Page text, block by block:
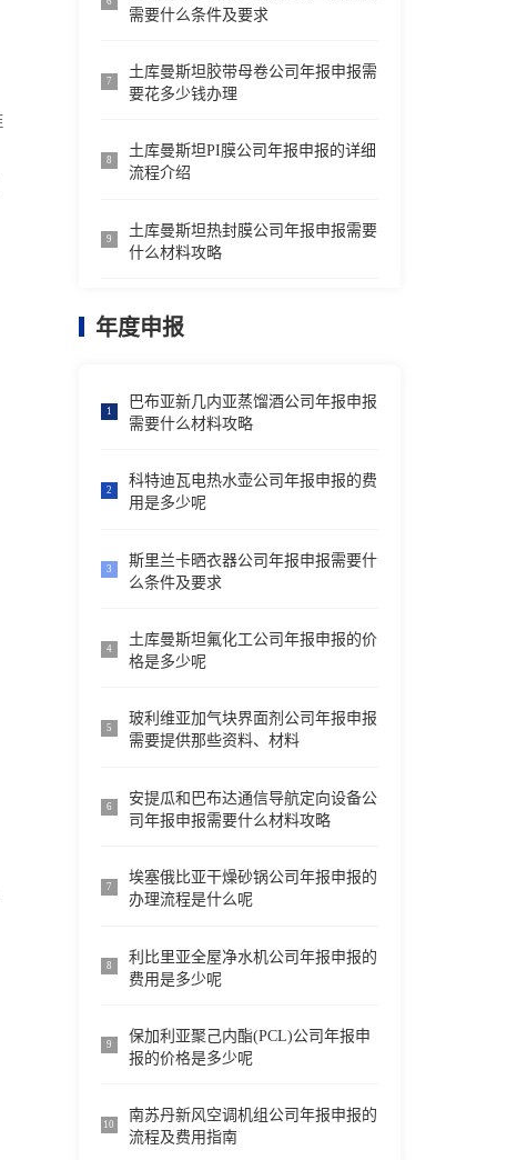
需要什么条件及要求
7
土库曼斯坦胶带母卷公司年报申报需
要花多少钱办理
8
土库曼斯坦PI膜公司年报申报的详细
流程介绍
9
土库曼斯坦热封膜公司年报申报需要
什么材料攻略
年度申报
1
巴布亚新几内亚蒸馏酒公司年报申报
需要什么材料攻略
2
科特迪瓦电热水壶公司年报申报的费
用是多少呢
3
斯里兰卡晒衣器公司年报申报需要什
么条件及要求
4
土库曼斯坦氟化工公司年报申报的价
格是多少呢
5
玻利维亚加气块界面剂公司年报申报
需要提供那些资料、材料
6
安提瓜和巴布达通信导航定向设备公
司年报申报需要什么材料攻略
7
埃塞俄比亚干燥砂锅公司年报申报的
办理流程是什么呢
8
利比里亚全屋净水机公司年报申报的
费用是多少呢
9
保加利亚聚己内酯(PCL)公司年报申
报的价格是多少呢
10
南苏丹新风空调机组公司年报申报的
流程及费用指南